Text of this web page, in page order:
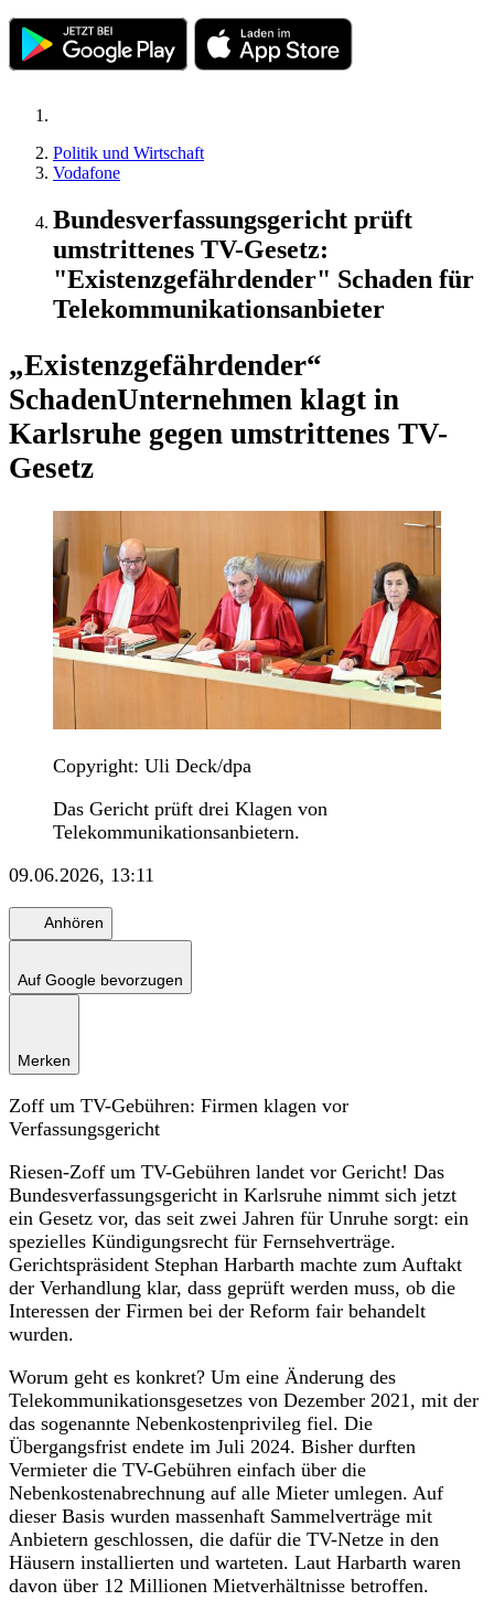
Politik und Wirtschaft
Vodafone
Bundesverfassungsgericht prüft
umstrittenes TV-Gesetz:
"Existenzgefährdender" Schaden für
Telekommunikationsanbieter
„Existenzgefährdender“
SchadenUnternehmen klagt in
Karlsruhe gegen umstrittenes TV-
Gesetz
Copyright: Uli Deck/dpa
Das Gericht prüft drei Klagen von
Telekommunikationsanbietern.
09.06.2026, 13:11
Anhören
Auf Google bevorzugen
Merken
Zoff um TV-Gebühren: Firmen klagen vor
Verfassungsgericht
Riesen-Zoff um TV-Gebühren landet vor Gericht! Das
Bundesverfassungsgericht in Karlsruhe nimmt sich jetzt
ein Gesetz vor, das seit zwei Jahren für Unruhe sorgt: ein
spezielles Kündigungsrecht für Fernsehverträge.
Gerichtspräsident Stephan Harbarth machte zum Auftakt
der Verhandlung klar, dass geprüft werden muss, ob die
Interessen der Firmen bei der Reform fair behandelt
wurden.
Worum geht es konkret? Um eine Änderung des
Telekommunikationsgesetzes von Dezember 2021, mit der
das sogenannte Nebenkostenprivileg fiel. Die
Übergangsfrist endete im Juli 2024. Bisher durften
Vermieter die TV-Gebühren einfach über die
Nebenkostenabrechnung auf alle Mieter umlegen. Auf
dieser Basis wurden massenhaft Sammelverträge mit
Anbietern geschlossen, die dafür die TV-Netze in den
Häusern installierten und warteten. Laut Harbarth waren
davon über 12 Millionen Mietverhältnisse betroffen.